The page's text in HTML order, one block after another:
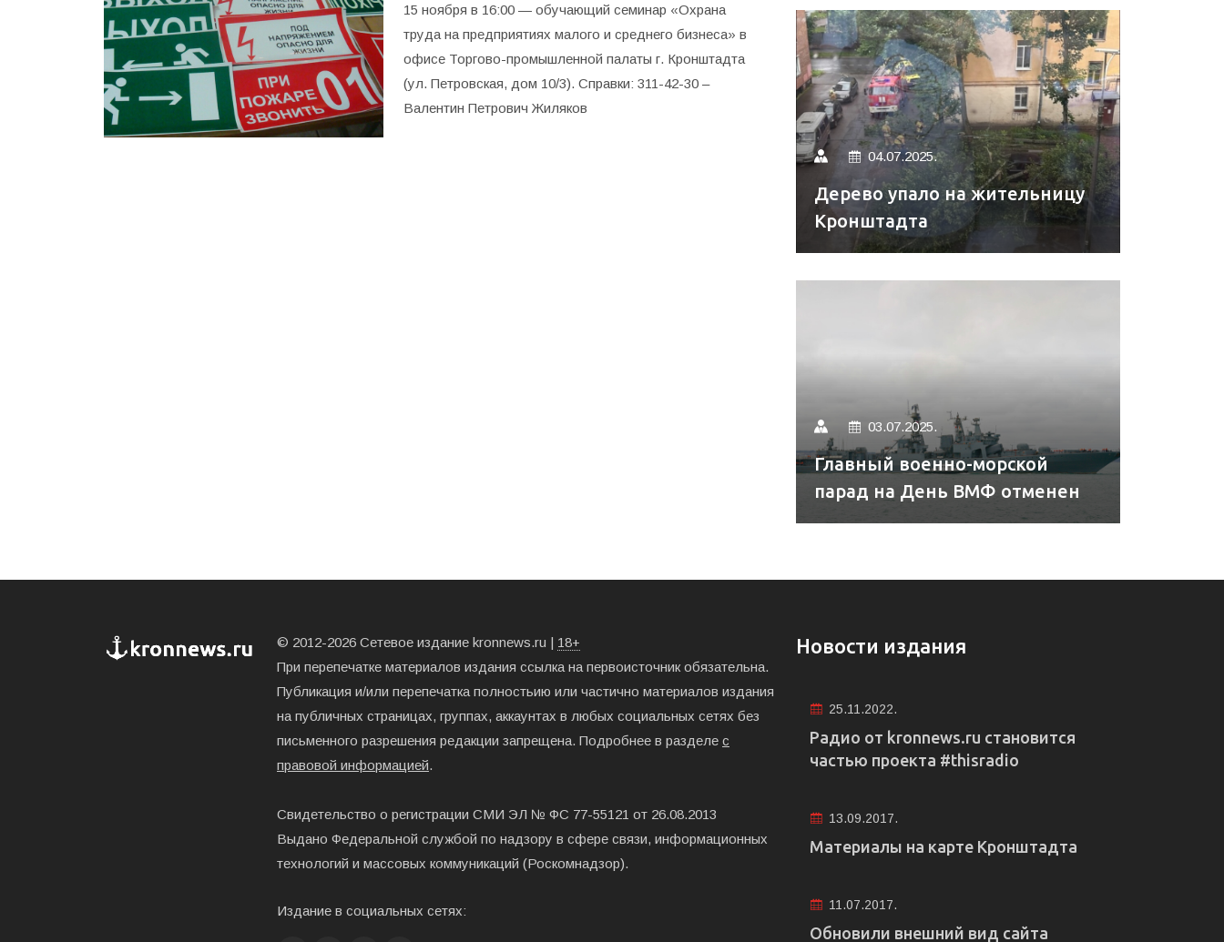
15 ноября в 16:00 — обучающий семинар «Охрана
труда на предприятиях малого и среднего бизнеса» в
офисе Торгово-промышленной палаты г. Кронштадта
(ул. Петровская, дом 10/3). Справки: 311-42-30 –
Валентин Петрович Жиляков
04.07.2025.
Дерево упало на жительницу
Кронштадта
03.07.2025.
Главный военно-морской
парад на День ВМФ отменен
© 2012-2026 Сетевое издание kronnews.ru | 18+
При перепечатке материалов издания ссылка на первоисточник обязательна.
Публикация и/или перепечатка полностьию или частично материалов издания
на публичных страницах, группах, аккаунтах в любых социальных сетях без
письменного разрешения редакции запрещена. Подробнее в разделе с
правовой информацией.
Свидетельство о регистрации СМИ ЭЛ № ФС 77-55121 от 26.08.2013
Выдано Федеральной службой по надзору в сфере связи, информационных
технологий и массовых коммуникаций (Роскомнадзор).
Издание в социальных сетях:
Новости издания
25.11.2022.
Радио от kronnews.ru становится
частью проекта #thisradio
13.09.2017.
Материалы на карте Кронштадта
11.07.2017.
Обновили внешний вид сайта